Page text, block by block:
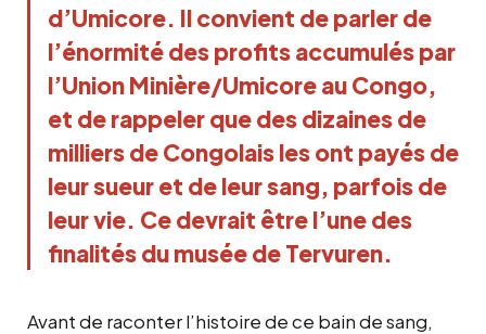
d’Umicore. Il convient de parler de
l’énormité des profits accumulés par
l’Union Minière/Umicore au Congo,
et de rappeler que des dizaines de
milliers de Congolais les ont payés de
leur sueur et de leur sang, parfois de
leur vie. Ce devrait être l’une des
finalités du musée de Tervuren.
Avant de raconter l’histoire de ce bain de sang,